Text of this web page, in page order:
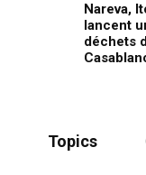
Nareva,
lancent
déchets
Topics